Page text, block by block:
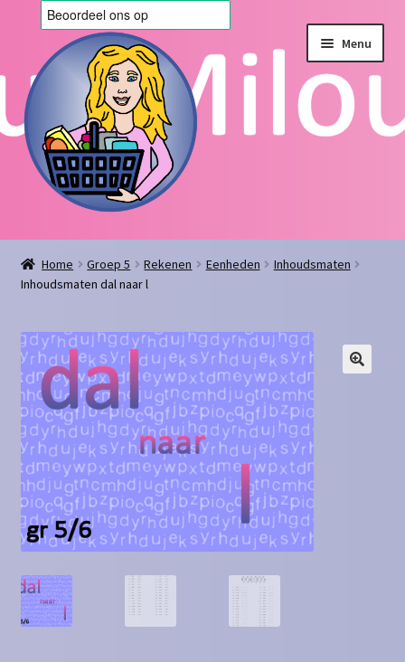
door
naar
navigatie
de
inhoud
Menu
Home
Afrekenen
Algemene voorwaarden
Blog
Contact
Homepagina
Mijn account
Privacy Policy
Winkelmand
Home Groep 5 Rekenen Eenheden
Inhoudsmaten
Inhoudsmaten dal naar l